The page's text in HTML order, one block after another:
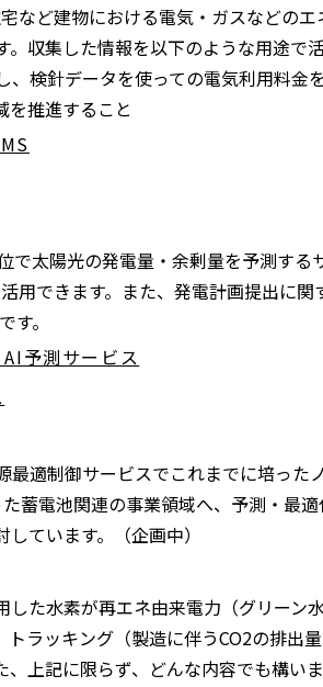
開
く
など建物における電気・ガスなどの
収集した情報を以下のような用途で
検針データを使っての電気利用料金
を推進すること
太陽光の発電量・余剰量を予測する
用できます。また、発電計画提出に
。
予測サービス
適制御サービスでこれまでに培った
蓄電池関連の事業領域へ、予測・最
ています。（企画中）
た水素が再エネ由来電力（グリーン
ラッキング（製造に伴うCO2の排出
上記に限らず、どんな内容でも構い